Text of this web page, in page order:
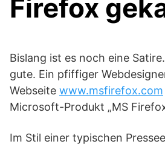
Firefox
Bislang ist es noch eine
gute. Ein pfiffiger
Webseite www.msfirefox.com
Microsoft-Produkt „MS
Im Stil einer typischen